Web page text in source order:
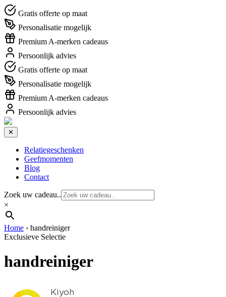
Gratis offerte op maat
Personalisatie mogelijk
Premium A-merken cadeaus
Persoonlijk advies
Gratis offerte op maat
Personalisatie mogelijk
Premium A-merken cadeaus
Persoonlijk advies
✕
Relatiegeschenken
Geefmomenten
Blog
Contact
Zoek uw cadeau..
×
Home › handreiniger
Exclusieve Selectie
handreiniger